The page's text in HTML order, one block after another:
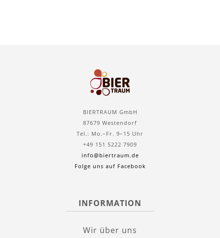
BIERTRAUM GmbH
87679 Westendorf
Tel.: Mo.–Fr. 9–15 Uhr
+49 151 5222 7909
info@biertraum.de
Folge uns auf Facebook
INFORMATION
Wir über uns